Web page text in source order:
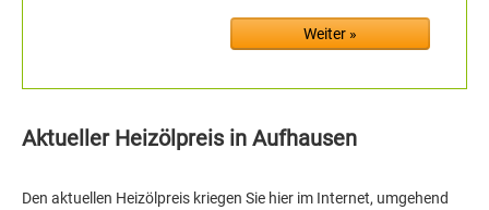
Aktueller Heizölpreis in Aufhausen
Den aktuellen Heizölpreis kriegen Sie hier im Internet, umgehend